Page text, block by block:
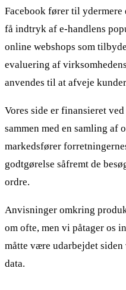
Facebook fører til
få indtryk af e-handlens
online webshops som
evaluering af
anvendes til at afveje
Vores side er finansieret
sammen med en samling af
markedsfører
godtgørelse såfremt de
ordre.
Anvisninger omkring
om ofte, men vi påtager os
måtte være udarbejdet siden
data.